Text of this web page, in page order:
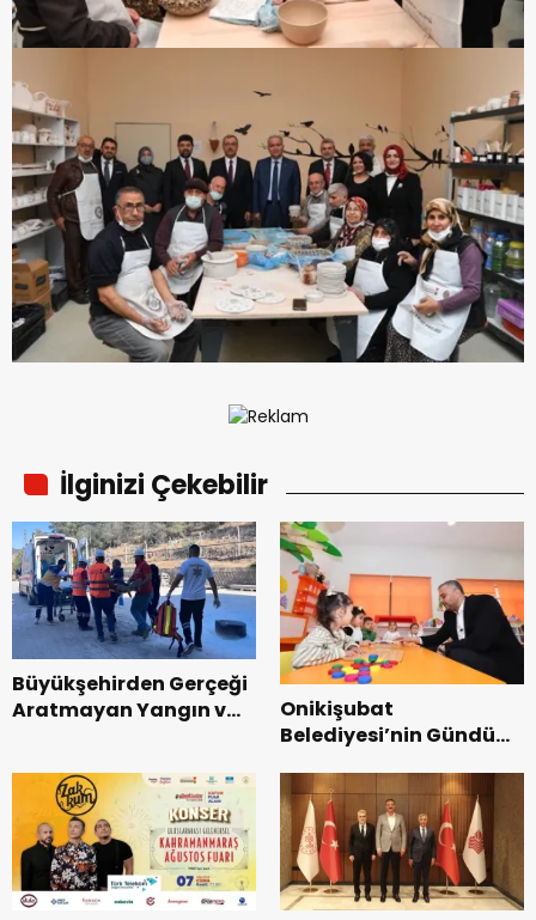
İlginizi Çekebilir
Büyükşehirden Gerçeği
Aratmayan Yangın ve
Onikişubat
Belediyesi’nin Gündüz
dönemin ön kayıtları
başladı.